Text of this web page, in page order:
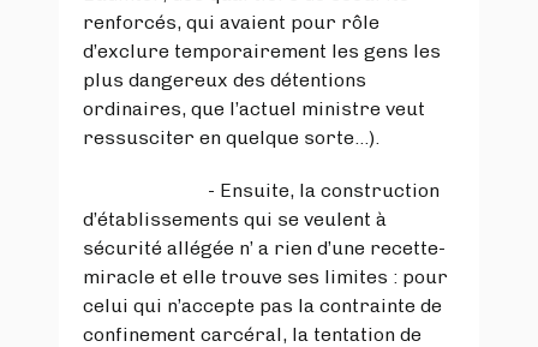
renforcés, qui avaient pour rôle
d’exclure temporairement les gens les
plus dangereux des détentions
ordinaires, que l’actuel ministre veut
ressusciter en quelque sorte…).
- Ensuite, la construction
d’établissements qui se veulent à
sécurité allégée n’ a rien d’une recette-
miracle et elle trouve ses limites : pour
celui qui n’accepte pas la contrainte de
confinement carcéral, la tentation de